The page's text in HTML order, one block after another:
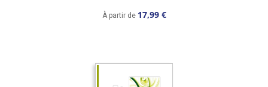
À partir de 17,99 €